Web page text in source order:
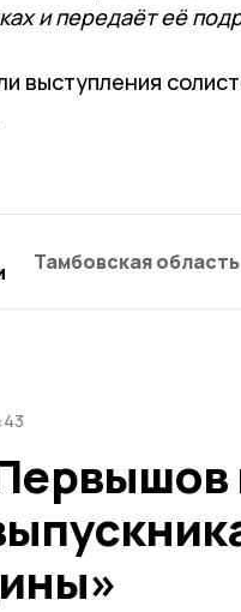
и передаёт её
выступления
Тамбовская область